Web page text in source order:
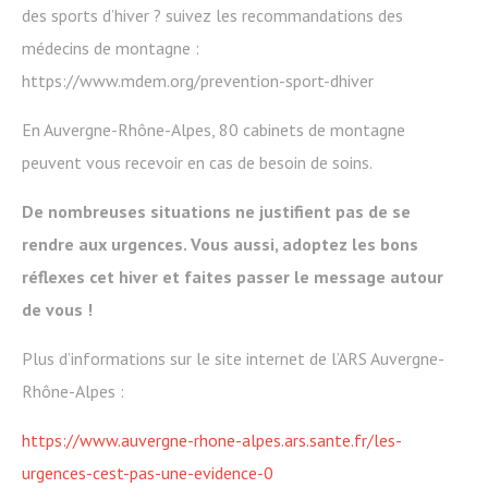
des sports d’hiver ? suivez les recommandations des
médecins de montagne :
https://www.mdem.org/prevention-sport-dhiver
En Auvergne-Rhône-Alpes, 80 cabinets de montagne
peuvent vous recevoir en cas de besoin de soins.
De nombreuses situations ne justifient pas de se
rendre aux urgences. Vous aussi, adoptez les bons
réflexes cet hiver et faites passer le message autour
de vous !
Plus d’informations sur le site internet de l’ARS Auvergne-
Rhône-Alpes :
https://www.auvergne-rhone-alpes.ars.sante.fr/les-
urgences-cest-pas-une-evidence-0